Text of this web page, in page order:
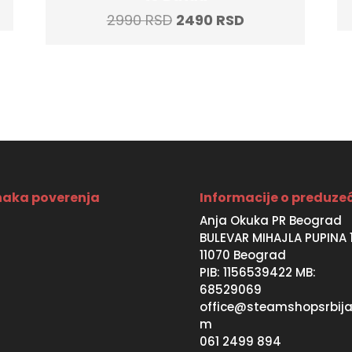
2990RSD Original
2490 RSDCurrent
poverenja Informacije o
Anja Okuka PR Beograd
BULEVAR MIHAJLA PUPINA
11070 Beograd
PIB: 1156539422 MB:
68529069
m
061 2499 894